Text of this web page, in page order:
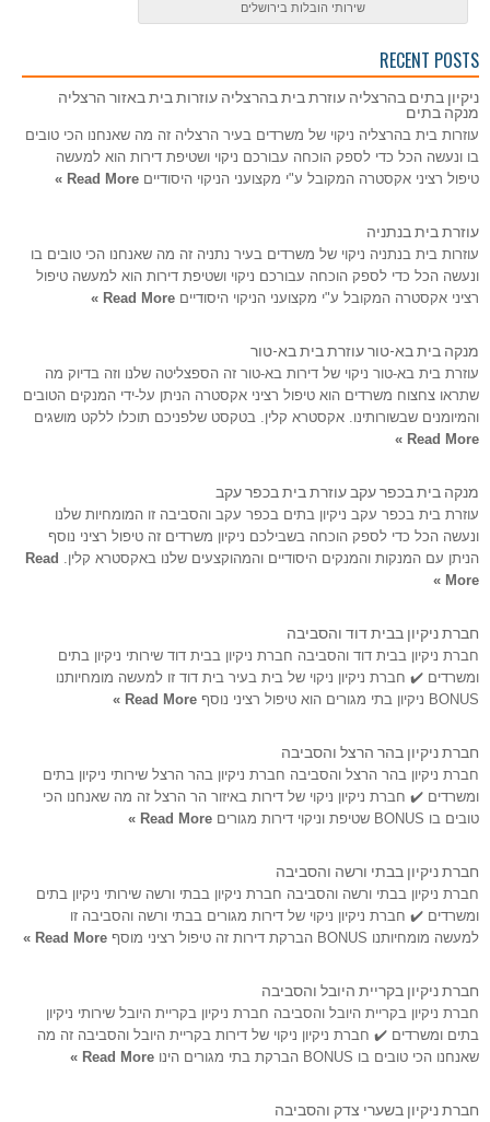
שירותי הובלות בירושלים
RECENT POSTS
ניקיון בתים בהרצליה עוזרת בית בהרצליה עוזרות בית באזור הרצליה
מנקה בתים
עוזרות בית בהרצליה ניקוי של משרדים בעיר הרצליה זה מה שאנחנו הכי טובים
בו ונעשה הכל כדי לספק הוכחה עבורכם ניקוי ושטיפת דירות הוא למעשה
טיפול רציני אקסטרה המקובל ע"י מקצועני הניקוי היסודיים Read More »
עוזרת בית בנתניה
עוזרות בית בנתניה ניקוי של משרדים בעיר נתניה זה מה שאנחנו הכי טובים בו
ונעשה הכל כדי לספק הוכחה עבורכם ניקוי ושטיפת דירות הוא למעשה טיפול
רציני אקסטרה המקובל ע"י מקצועני הניקוי היסודיים Read More »
מנקה בית בא-טור עוזרת בית בא-טור
עוזרת בית בא-טור ניקוי של דירות בא-טור זה הספצליטה שלנו וזה בדיוק מה
שתראו צחצוח משרדים הוא טיפול רציני אקסטרה הניתן על-ידי המנקים הטובים
והמיומנים שבשורותינו. אקסטרא קלין. בטקסט שלפניכם תוכלו ללקט מושגים
Read More »
מנקה בית בכפר עקב עוזרת בית בכפר עקב
עוזרת בית בכפר עקב ניקיון בתים בכפר עקב והסביבה זו המומחיות שלנו
ונעשה הכל כדי לספק הוכחה בשבילכם ניקיון משרדים זה טיפול רציני נוסף
הניתן עם המנקות והמנקים היסודיים והמהוקצעים שלנו באקסטרא קלין. Read
More »
חברת ניקיון בבית דוד והסביבה
חברת ניקיון בבית דוד והסביבה חברת ניקיון בבית דוד שירותי ניקיון בתים
ומשרדים ✔️ חברת ניקיון ניקוי של בית בעיר בית דוד זו למעשה מומחיותנו
BONUS ניקיון בתי מגורים הוא טיפול רציני נוסף
Read More »
חברת ניקיון בהר הרצל והסביבה
חברת ניקיון בהר הרצל והסביבה חברת ניקיון בהר הרצל שירותי ניקיון בתים
ומשרדים ✔️ חברת ניקיון ניקוי של דירות באיזור הר הרצל זה מה שאנחנו הכי
טובים בו BONUS שטיפת וניקוי דירות מגורים
Read More »
חברת ניקיון בבתי ורשה והסביבה
חברת ניקיון בבתי ורשה והסביבה חברת ניקיון בבתי ורשה שירותי ניקיון בתים
ומשרדים ✔️ חברת ניקיון ניקוי של דירות מגורים בבתי ורשה והסביבה זו
למעשה מומחיותנו BONUS הברקת דירות זה טיפול רציני מוסף
Read More »
חברת ניקיון בקריית היובל והסביבה
חברת ניקיון בקריית היובל והסביבה חברת ניקיון בקריית היובל שירותי ניקיון
בתים ומשרדים ✔️ חברת ניקיון ניקוי של דירות בקריית היובל והסביבה זה מה
שאנחנו הכי טובים בו BONUS הברקת בתי מגורים הינו
Read More »
חברת ניקיון בשערי צדק והסביבה